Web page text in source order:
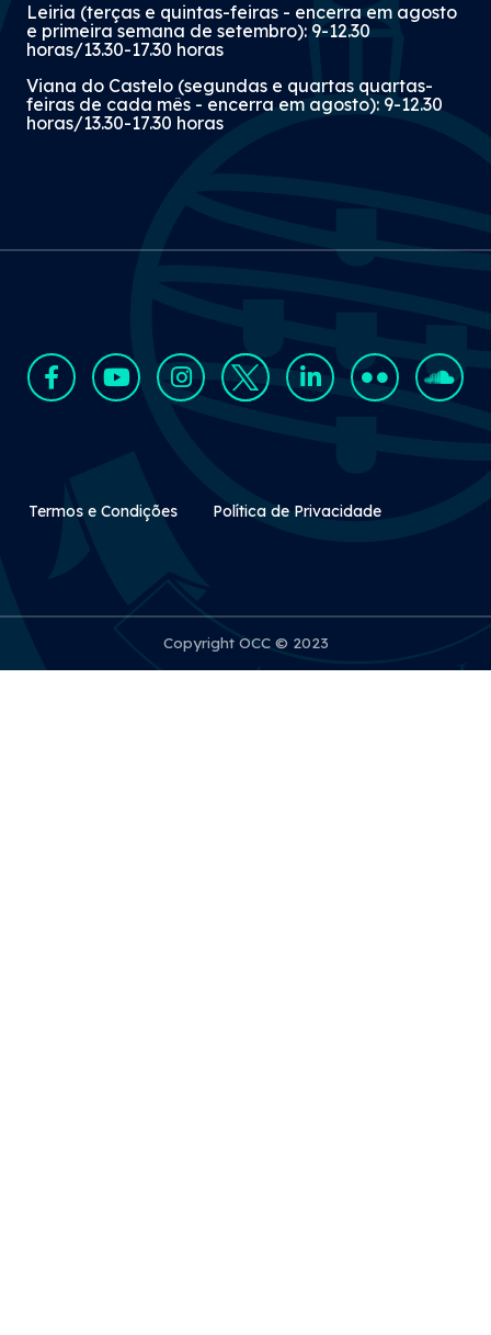
Leiria (terças e quintas-feiras - encerra em agosto
e primeira semana de setembro): 9-12.30
horas/13.30-17.30 horas
Viana do Castelo (segundas e quartas quartas-
feiras de cada mês - encerra em agosto): 9-12.30
horas/13.30-17.30 horas
Rodapé Secundário
Termos e Condições Política de Privacidade
Copyright OCC © 2023